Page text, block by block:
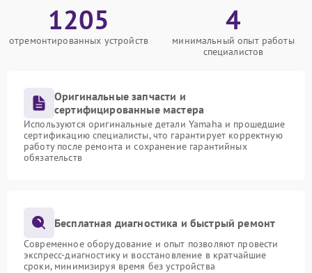
1205
отремонтированных устройств
4
минимальный опыт работы
специалистов
Оригинальные запчасти и
сертифицированные мастера
Используются оригинальные детали Yamaha и прошедшие
сертификацию специалисты, что гарантирует корректную
работу после ремонта и сохранение гарантийных
обязательств
Бесплатная диагностика и быстрый ремонт
Современное оборудование и опыт позволяют провести
экспресс-диагностику и восстановление в кратчайшие
сроки, минимизируя время без устройства